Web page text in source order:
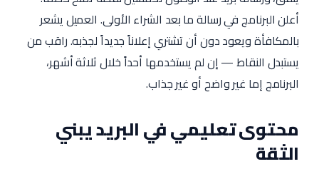
أعلن البرنامج في رسالة ما بعد الشراء الأولى. العميل يشعر
بالمكافأة ويعود دون أن تشتري إعلاناً جديداً لجذبه. راقب من
يستبدل النقاط — إن لم يستخدمها أحداً خلال ثلاثة أشهر،
البرنامج إما غير واضح أو غير جذاب.
محتوى تعليمي في البريد يبني
الثقة